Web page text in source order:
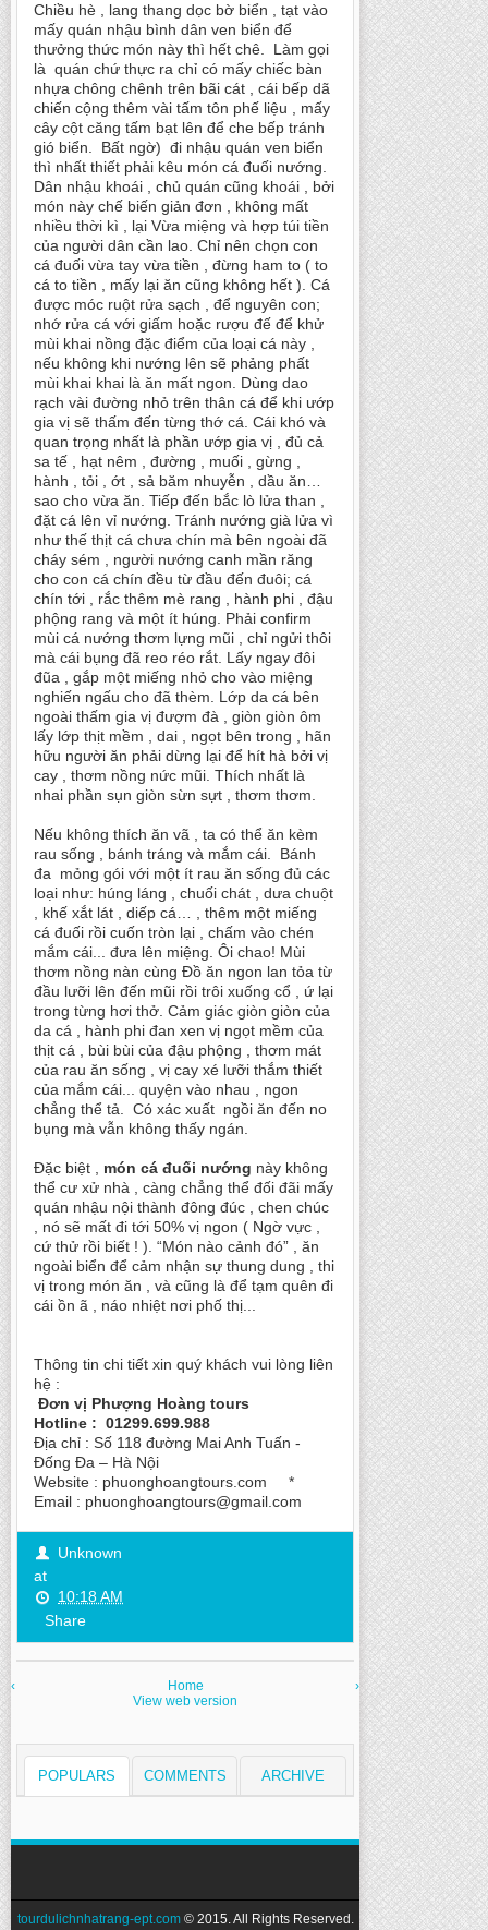
Chiều hè , lang thang dọc bờ biển , tạt vào
mấy quán nhậu bình dân ven biển để
thưởng thức món này thì hết chê. Làm gọi
là quán chứ thực ra chỉ có mấy chiếc bàn
nhựa chông chênh trên bãi cát , cái bếp dã
chiến cộng thêm vài tấm tôn phế liệu , mấy
cây cột căng tấm bạt lên để che bếp tránh
gió biển. Bất ngờ) đi nhậu quán ven biển
thì nhất thiết phải kêu món cá đuối nướng.
Dân nhậu khoái , chủ quán cũng khoái , bởi
món này chế biến giản đơn , không mất
nhiều thời kì , lại Vừa miệng và hợp túi tiền
của người dân cần lao. Chỉ nên chọn con
cá đuối vừa tay vừa tiền , đừng ham to ( to
cá to tiền , mấy lại ăn cũng không hết ). Cá
được móc ruột rửa sạch , để nguyên con;
nhớ rửa cá với giấm hoặc rượu đế để khử
mùi khai nồng đặc điểm của loại cá này ,
nếu không khi nướng lên sẽ phảng phất
mùi khai khai là ăn mất ngon. Dùng dao
rạch vài đường nhỏ trên thân cá để khi ướp
gia vị sẽ thấm đến từng thớ cá. Cái khó và
quan trọng nhất là phần ướp gia vị , đủ cả
sa tế , hạt nêm , đường , muối , gừng ,
hành , tỏi , ớt , sả băm nhuyễn , dầu ăn…
sao cho vừa ăn. Tiếp đến bắc lò lửa than ,
đặt cá lên vỉ nướng. Tránh nướng già lửa vì
như thế thịt cá chưa chín mà bên ngoài đã
cháy sém , người nướng canh mần răng
cho con cá chín đều từ đầu đến đuôi; cá
chín tới , rắc thêm mè rang , hành phi , đậu
phộng rang và một ít húng. Phải confirm
mùi cá nướng thơm lựng mũi , chỉ ngửi thôi
mà cái bụng đã reo réo rắt. Lấy ngay đôi
đũa , gắp một miếng nhỏ cho vào miệng
nghiến ngấu cho đã thèm. Lớp da cá bên
ngoài thấm gia vị đượm đà , giòn giòn ôm
lấy lớp thịt mềm , dai , ngọt bên trong , hãn
hữu người ăn phải dừng lại để hít hà bởi vị
cay , thơm nồng nức mũi. Thích nhất là
nhai phần sụn giòn sừn sựt , thơm thơm.
Nếu không thích ăn vã , ta có thể ăn kèm
rau sống , bánh tráng và mắm cái. Bánh
đa mỏng gói với một ít rau ăn sống đủ các
loại như: húng láng , chuối chát , dưa chuột
, khế xắt lát , diếp cá… , thêm một miếng
cá đuối rồi cuốn tròn lại , chấm vào chén
mắm cái... đưa lên miệng. Ôi chao! Mùi
thơm nồng nàn cùng Đồ ăn ngon lan tỏa từ
đầu lưỡi lên đến mũi rồi trôi xuống cổ , ứ lại
trong từng hơi thở. Cảm giác giòn giòn của
da cá , hành phi đan xen vị ngọt mềm của
thịt cá , bùi bùi của đậu phộng , thơm mát
của rau ăn sống , vị cay xé lưỡi thắm thiết
của mắm cái... quyện vào nhau , ngon
chẳng thể tả. Có xác xuất ngồi ăn đến no
bụng mà vẫn không thấy ngán.
Đặc biệt , món cá đuối nướng này không
thể cư xử nhà , càng chẳng thể đối đãi mấy
quán nhậu nội thành đông đúc , chen chúc
, nó sẽ mất đi tới 50% vị ngon ( Ngờ vực ,
cứ thử rồi biết ! ). “Món nào cảnh đó” , ăn
ngoài biển để cảm nhận sự thung dung , thi
vị trong món ăn , và cũng là để tạm quên đi
cái ồn ã , náo nhiệt nơi phố thị...
Thông tin chi tiết xin quý khách vui lòng liên
hệ :
Đơn vị Phượng Hoàng tours
Hotline : 01299.699.988
Địa chỉ : Số 118 đường Mai Anh Tuấn -
Đống Đa – Hà Nội
Website : phuonghoangtours.com *
Email : phuonghoangtours@gmail.com
Unknown
at
10:18 AM
Share
‹ ›
Home
View web version
POPULARS COMMENTS ARCHIVE
tourdulichnhatrang-ept.com© 2015. All Rights Reserved.